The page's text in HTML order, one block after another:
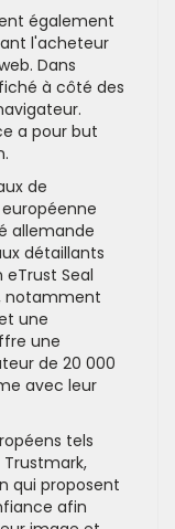
également
l'acheteur
Dans
à côté des
a pour but
de
allemande
détaillants
Seal
notamment
une
une
de 20 000
avec leur
tels
qui proposent
afin